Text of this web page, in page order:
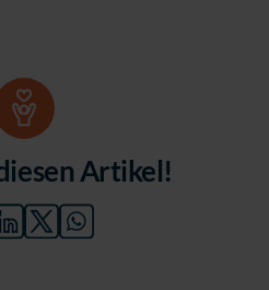
Artikel!